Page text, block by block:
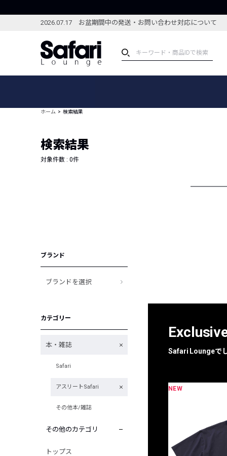
2026.07.17 お盆期間中の発送・お問い合わせ対応について
ブランドから探す
新着アイテム
編集部のおすすめアイテム
ホーム 検索結果
検索結果
対象件数 : 0件
ブランド
ブランドを選択
カテゴリー
本・雑誌
Safari
アスリートSafari
その他本/雑誌
その他のカテゴリ
トップス
Safari Loungeで
NEW